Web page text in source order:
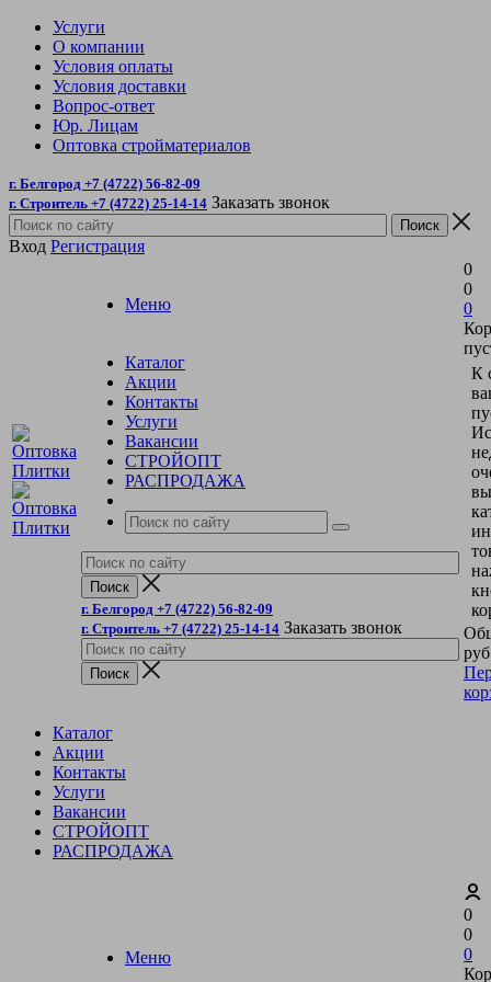
Услуги
О компании
Условия оплаты
Условия доставки
Вопрос-ответ
Юр. Лицам
Оптовка стройматериалов
г. Белгород +7 (4722) 56-82-09
г. Строитель +7 (4722) 25-14-14 Заказать звонок
Вход Регистрация
Меню
Каталог
Акции
Контакты
Услуги
Вакансии
СТРОЙОПТ
РАСПРОДАЖА
г. Белгород +7 (4722) 56-82-09
г. Строитель +7 (4722) 25-14-14 Заказать звонок
0
0
0
К
Каталог
Акции
Контакты
Услуги
Вакансии
СТРОЙОПТ
РАСПРОДАЖА
Меню
0
0
0